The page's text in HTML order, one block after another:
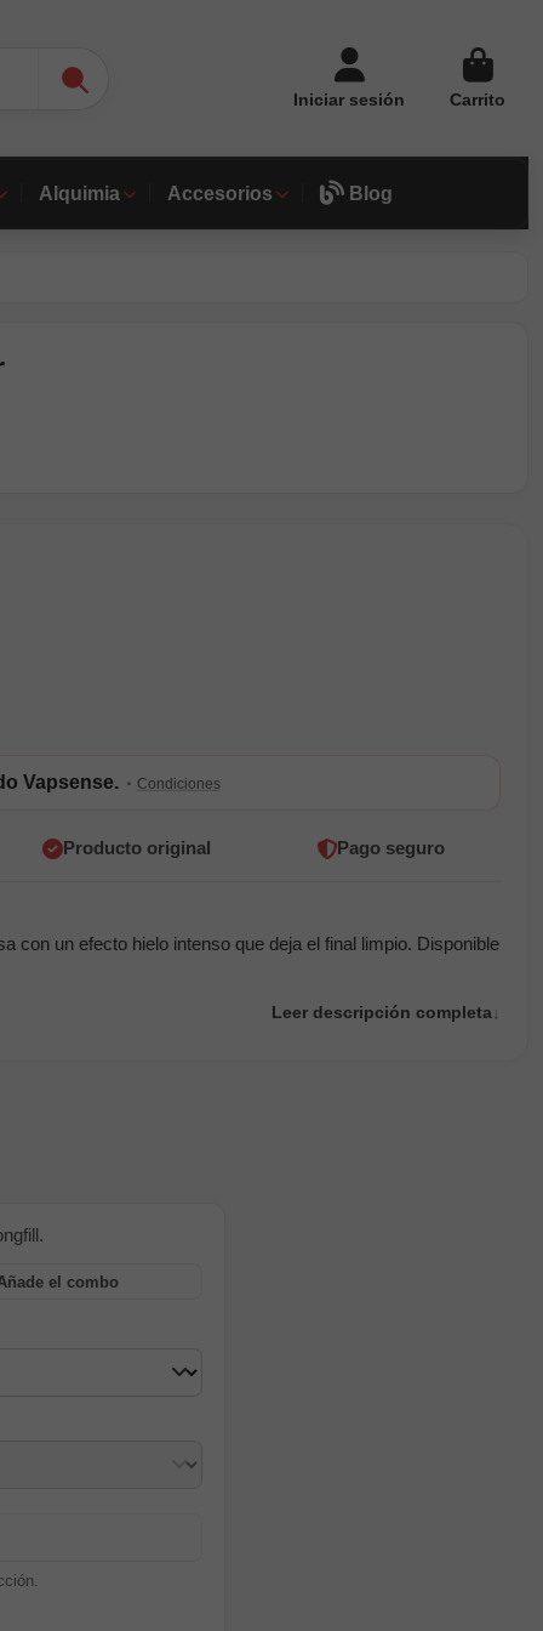
Iniciar sesión Carrito
Alquimia Accesorios Blog
Vapsense. · Condiciones
Producto original Pago seguro
con un efecto hielo intenso que deja el final limpio. Disponible
Leer descripción completa
el combo